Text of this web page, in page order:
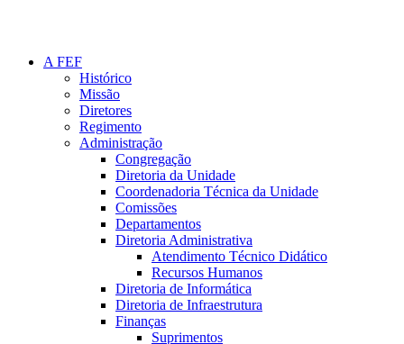
A FEF
Histórico
Missão
Diretores
Regimento
Administração
Congregação
Diretoria da Unidade
Coordenadoria Técnica da Unidade
Comissões
Departamentos
Diretoria Administrativa
Atendimento Técnico Didático
Recursos Humanos
Diretoria de Informática
Diretoria de Infraestrutura
Finanças
Suprimentos